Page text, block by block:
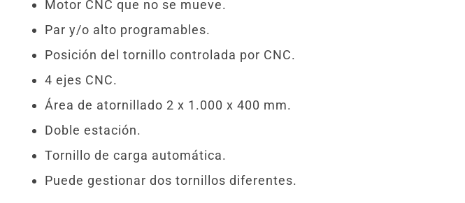
Motor CNC que no se mueve.
Par y/o alto programables.
Posición del tornillo controlada por CNC.
4 ejes CNC.
Área de atornillado 2 x 1.000 x 400 mm.
Doble estación.
Tornillo de carga automática.
Puede gestionar dos tornillos diferentes.